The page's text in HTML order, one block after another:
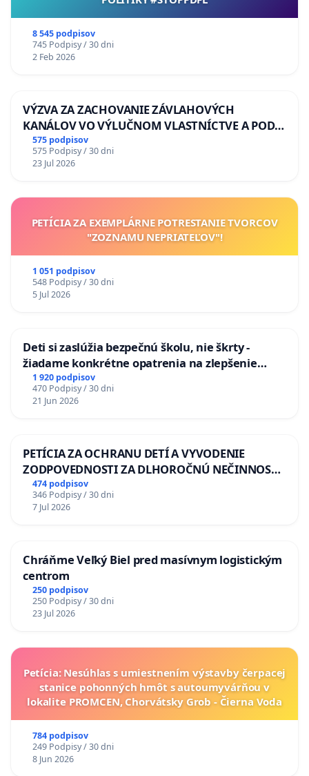
8 545 podpisov
745 Podpisy / 30 dni
2 Feb 2026
VÝZVA ZA ZACHOVANIE ZÁVLAHOVÝCH
KANÁLOV VO VÝLUČNOM VLASTNÍCTVE A POD
KONTROLOU SLOVENSKEJ REPUBLIKY & žiadosť
na riešenie zanedbaného stavu závlahových a
odvodňovacích kanálov na Slovensku
575 podpisov
575 Podpisy / 30 dni
23 Jul 2026
PETÍCIA ZA EXEMPLÁRNE POTRESTANIE TVORCOV
"ZOZNAMU NEPRIATEĽOV"!
1 051 podpisov
548 Podpisy / 30 dni
5 Jul 2026
Deti si zaslúžia bezpečnú školu, nie škrty -
žiadame konkrétne opatrenia na zlepšenie
situácie v školstve
1 920 podpisov
470 Podpisy / 30 dni
21 Jun 2026
PETÍCIA ZA OCHRANU DETÍ A VYVODENIE
ZODPOVEDNOSTI ZA DLHOROČNÚ NEČINNOSŤ
A ZLYHANIE ŠTÁTU
474 podpisov
346 Podpisy / 30 dni
7 Jul 2026
Chráňme Veľký Biel pred masívnym logistickým
centrom
250 podpisov
250 Podpisy / 30 dni
23 Jul 2026
Petícia: Nesúhlas s umiestnením výstavby čerpacej
stanice pohonných hmôt s autoumyvárňou v
lokalite PROMCEN, Chorvátsky Grob - Čierna Voda
784 podpisov
249 Podpisy / 30 dni
8 Jun 2026